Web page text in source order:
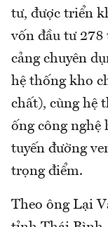
tư, được triển
vốn đầu tư 278
cảng chuyên
hệ thống kho
chất), cùng hệ
ống công
tuyến đường
trọng điểm.
Theo ông Lại